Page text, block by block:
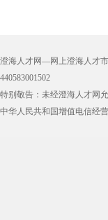
澄海人才网—网上澄海人才
440583001502
特别敬告：未经澄海人才网
中华人民共和国增值电信经